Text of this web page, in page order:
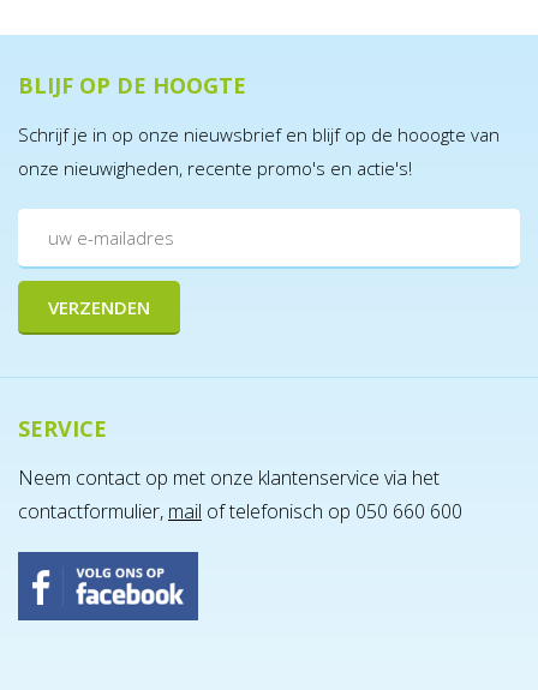
BLIJF OP DE HOOGTE
Schrijf je in op onze nieuwsbrief en blijf op de hooogte van
onze nieuwigheden, recente promo's en actie's!
SERVICE
Neem contact op met onze klantenservice via het
contactformulier, mail of telefonisch op 050 660 600